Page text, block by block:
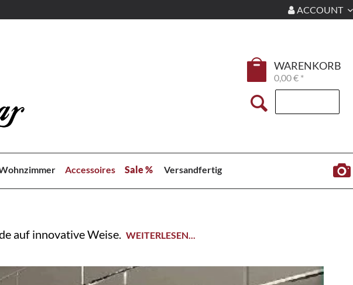
ACCOUNT
WARENKORB
0,00 € *
Accessoires Sale % Versandfertig
auf innovative Weise. WEITERLESEN...